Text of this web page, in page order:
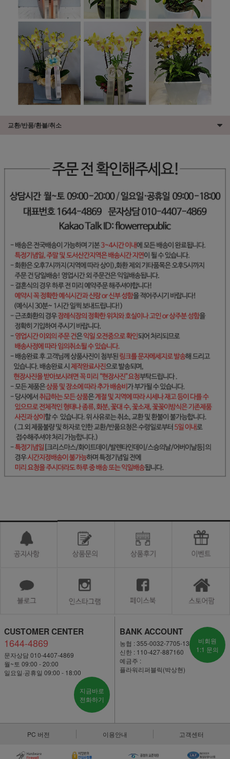
교환/반품/환불/취소
CUSTOMER CENTER
1644-4869
문자상담 010-4407-4869
월~토 09:00 - 20:00
일요일·공휴일 09:00 - 18:00
지금바로
전화하기
BANK ACCOUNT
농협 : 355-0032-7705-13
신한 : 110-427-887160
예금주 :
플라워리퍼블릭(박상현)
비회원
1:1 문의
PC 버전 이용안내 고객센터